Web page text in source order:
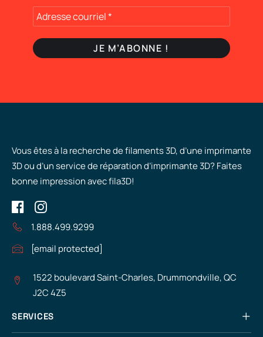
Vous êtes à la recherche de filaments 3D, d’une imprimante
3D ou d’un service de réparation d’imprimante 3D? Faites
bonne impression avec fila3D!
1.888.499.9299
[email protected]
1522 boulevard Saint-Charles, Drummondville, QC
J2C 4Z5
SERVICES